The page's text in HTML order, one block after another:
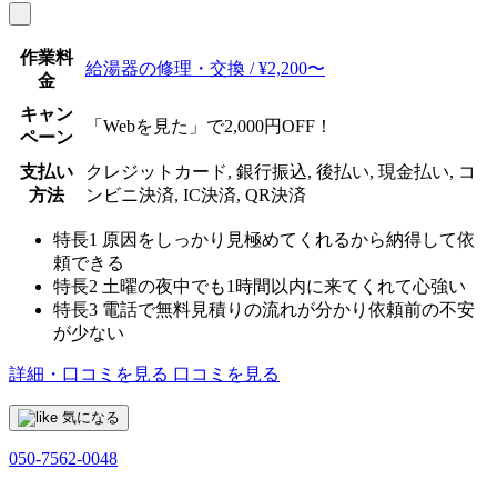
作業料
金
給湯器の修理・交換 / ¥2,200〜
キャン
ペーン
「Webを見た」で2,000円OFF！
支払い
方法
クレジットカード, 銀行振込, 後払い, 現金払い, コ
ンビニ決済, IC決済, QR決済
特長1 原因をしっかり見極めてくれるから納得して依
頼できる
特長2 土曜の夜中でも1時間以内に来てくれて心強い
特長3 電話で無料見積りの流れが分かり依頼前の不安
が少ない
詳細・口コミを見る 口コミを見る
気になる
050-7562-0048